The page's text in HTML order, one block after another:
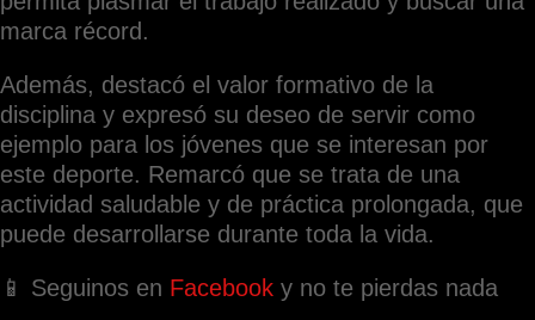
marca récord.
Además, destacó el valor formativo de la
disciplina y expresó su deseo de servir como
ejemplo para los jóvenes que se interesan por
este deporte. Remarcó que se trata de una
actividad saludable y de práctica prolongada, que
puede desarrollarse durante toda la vida.
📱 Seguinos en Facebook y no te pierdas nada